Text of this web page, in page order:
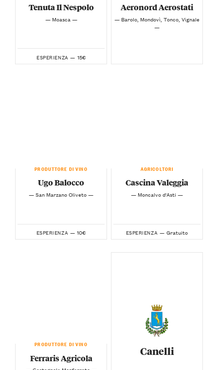
Tenuta Il Nespolo
— Moasca —
ESPERIENZA — 15€
Aeronord Aerostati
— Barolo, Mondovì, Tonco, Vignale
—
PRODUTTORE DI VINO
Ugo Balocco
— San Marzano Oliveto —
ESPERIENZA — 10€
AGRICOLTORI
Cascina Valeggia
— Moncalvo d'Asti —
ESPERIENZA — Gratuito
PRODUTTORE DI VINO
Ferraris Agricola
Canelli